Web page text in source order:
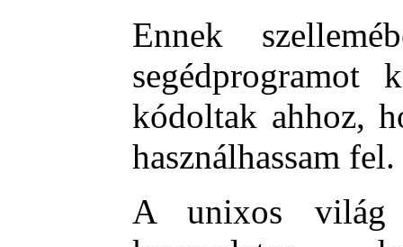
Ennek
segédprogramot
kódoltak ahhoz,
használhassam fel.
A unixos világ